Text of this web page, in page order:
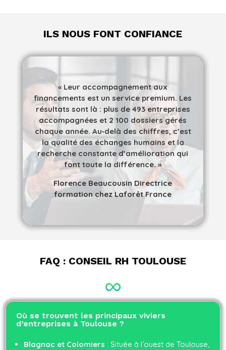
ILS NOUS FONT CONFIANCE
« Leur accompagnement aux
financements est un service premium. Les
résultats sont là : plus de 493 entreprises
accompagnées et 2 100 dossiers gérés
chaque année. Au‑delà des chiffres, c’est
la qualité des échanges humains et la
recherche constante d’amélioration qui
font toute la différence. »
Florence Beaucousin Directrice
formation chez Laforêt France
FAQ : CONSEIL RH TOULOUSE
Où se trouvent les principaux viviers
d’entreprises à Toulouse ?
Blagnac et Colomiers : Située à l’ouest de Toulouse,